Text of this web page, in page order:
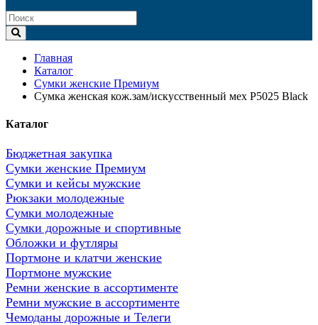
Главная
Каталог
Сумки женские Премиум
Сумка женская кож.зам/искусственный мех P5025 Black
Каталог
Бюджетная закупка
Сумки женские Премиум
Сумки и кейсы мужские
Рюкзаки молодежные
Сумки молодежные
Сумки дорожные и спортивные
Обложки и футляры
Портмоне и клатчи женские
Портмоне мужские
Ремни женские в ассортименте
Ремни мужские в ассортименте
Чемоданы дорожные и Телеги